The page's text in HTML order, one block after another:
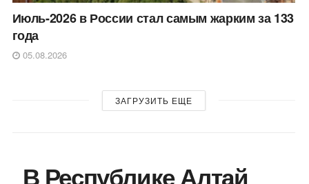
Июль-2026 в России стал самым жарким за 133
года
05.08.2026
ЗАГРУЗИТЬ ЕЩЕ
В Республике Алтай